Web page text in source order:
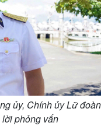
ủy, Chính ủy Lữ đoàn
phỏng vấn